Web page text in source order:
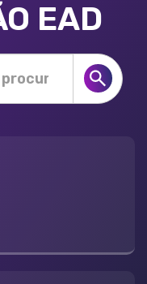
EAD